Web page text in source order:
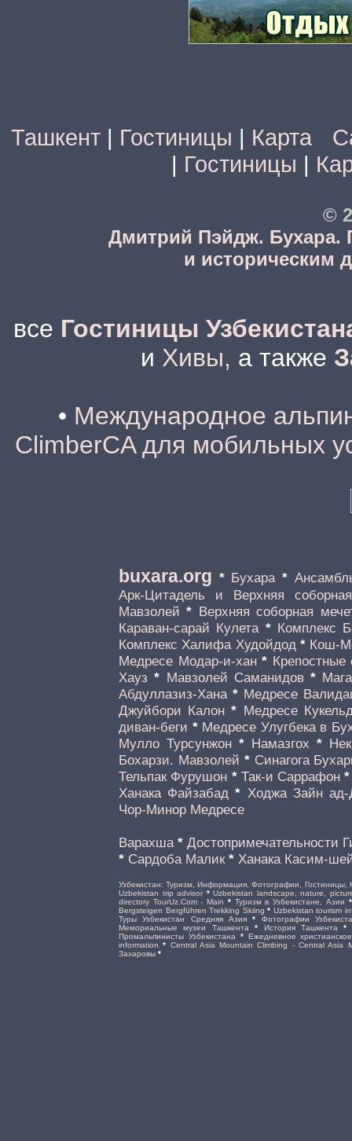
Ташкент | Гостиницы | Карта
| Гостиницы |
©
Дмитрий Пэйдж. Бухара.
и историческим
все Гостиницы
и Хивы, а также
• Международное
ClimberCA для мобильных
buxara.org * Бухара *
Арк-Цитадель и Верхняя
Мавзолей * Верхняя соборная
Караван-сарай Кулета * Комплекс
Комплекс Халифа Худойдод * Кош-
Медресе Модар-и-хан *
Хауз * Мавзолей Саманидов *
Абдуллазиз-Хана * Медресе
Джуйбори Калон * Медресе
диван-беги * Медресе Улугбека в
Мулло Турсунжон * Намазгох *
Бохарзи. Мавзолей * Синагога
Тельпак Фурушон * Так-и Саррафон
Ханака Файзабад * Ходжа Зайн ад-
Чор-Минор Медресе
Варахша * Достопримечательности
* Сардоба Малик * Ханака Касим-
Узбекистан: Туризм, Информация, Фотографии, Гостиницы,
Uzbekistan trip advisor *Uzbekistan landscape, nature,
directory TourUz.Com - Main * Туризм в Узбекистане, Азии
Bergsteigen Bergführen Trekking Skiing * Uzbekistan tourism
Туры Узбекистан Средняя Азия * Фотографии
Мемориальные музеи Ташкента * История Ташкента *
Промальпинисты Узбекистана * Ежедневное
information * Central Asia Mountain Climbing - Central Asia
Захаровы *